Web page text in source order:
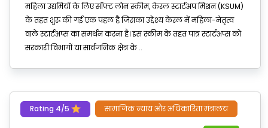
महिला उद्यमियों के लिए सॉफ्ट लोन स्कीम, केरल स्टार्टअप मिशन (KSUM)
के तहत शुरू की गई एक पहल है जिसका उद्देश्य केरल में महिला-नेतृत्व
वाले स्टार्टअप्स का समर्थन करना है। इस स्कीम के तहत पात्र स्टार्टअप्स को
सरकारी विभागों या सार्वजनिक क्षेत्र के ..
Rating 4/5 सामाजिक न्याय और अधिकारिता मंत्रालय